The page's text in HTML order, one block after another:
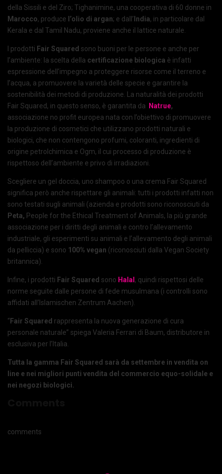
della Sissili e del Ziro; Tighanimine, una cooperativa di 60 donne in
Marocco, produce l’olio di argan; e dall’ India, in particolare dal
Kerala e dal Tamil Nadu, proviene anche il lattice naturale.
I prodotti Fair Squared sono buoni per le persone e anche per
l’ambiente: la scelta della certificazione biologica è infatti
espressione dell’impegno a proteggere risorse come il terreno e
l’acqua, a promuovere la varietà delle specie e garantire la
sostenibilità dei metodi di produzione. La naturalità dei prodotti
Fair Squared, in questo senso, è garantita da
Natrue,
associazione no profit europea nata con l’obiettivo di promuovere
la produzione di cosmetici che utilizzano prodotti naturali e
biologici, che non contengono profumi, coloranti, ingredienti di
origine petrolchimica e Ogm, il cui processo di produzione è
rispettoso dell’ambiente e privo di irradiazioni.
Scegliere un gel doccia, uno shampoo o una crema Fair Squared
significa però anche rispettare gli animali: tutti i prodotti infatti non
sono testati sugli animali (azienda e prodotti sono riconosciuti da
Peta, People for the Ethical Treatment of Animals, la più grande
associazione per i diritti degli animali e contro l’allevamento
industriale, gli esperimenti su animali e l’allevamento degli animali
da pelliccia) e sono 100% vegan (riconosciuti dalla Vegan Society
britannica).
Infine, i prodotti Fair Squared sono Halal , quindi rispettosi delle
norme seguite dalle persone di fede musulmana (i controlli sono
affidati all’Islamischen Zentrum Aachen).
“ Fair Squared rappresenta la nuova generazione di cura
personale naturale” spiega Valeria Ferrari di Baum, distributore in
esclusiva per l’Italia.
Tutta la gamma Fair Squared sarà da settembre in vendita on
line e nei migliori punti vendita del commercio equo-solidale e
nei negozi biologici.
comments